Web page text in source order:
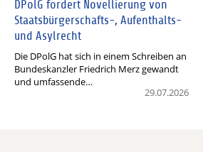
DPolG fordert Novellierung von
Staatsbürgerschafts-, Aufenthalts-
und Asylrecht
Die DPolG hat sich in einem Schreiben an
Bundeskanzler Friedrich Merz gewandt
und umfassende…
29.07.2026